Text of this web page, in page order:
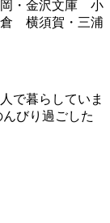
・金沢文庫 小
横須賀・三浦
で暮らしていま
びり過ごした